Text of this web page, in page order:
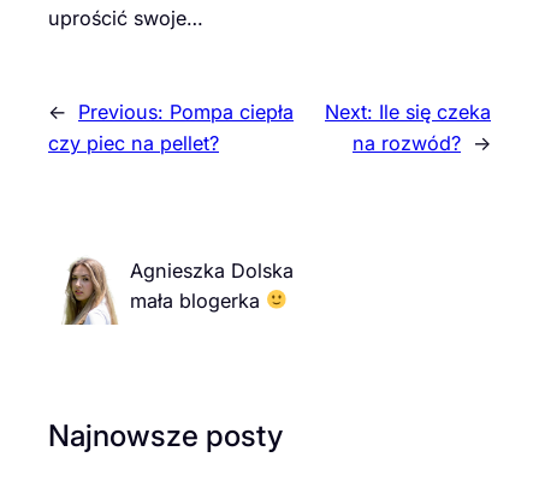
uprościć swoje…
← Previous: Pompa ciepła
czy piec na pellet?
Next: Ile się czeka
na rozwód? →
Agnieszka Dolska
mała blogerka
Najnowsze posty